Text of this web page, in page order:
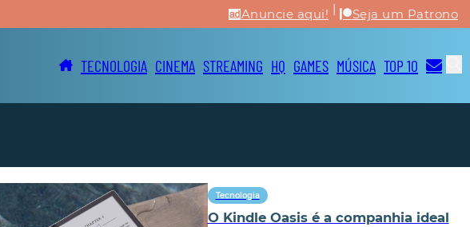
Anuncie aqui! | Seja um Patrono
TECNOLOGIA CINEMA STREAMING HQ GAMES MÚSICA TOP 10
Tecnologia
O Kindle Oasis é a companhia ideal